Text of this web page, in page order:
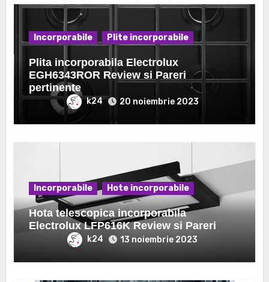
Incorporabile Plite incorporabile
Plita incorporabila Electrolux
EGH6343ROR Review si Pareri
pertinente
k24 20 noiembrie 2023
Incorporabile Hote incorporabile
Hota telescopica incorporabila
Electrolux LFP616K Review si Pareri
k24 13 noiembrie 2023